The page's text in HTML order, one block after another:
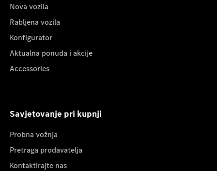
Nova vozila
Rabljena vozila
Konfigurator
Aktualna ponuda i akcije
Accessories
Savjetovanje pri kupnji
Probna vožnja
Pretraga prodavatelja
Kontaktirajte nas